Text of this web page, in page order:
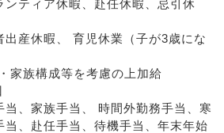
ティア休暇、赴任休暇、忌引休
産休暇、 育児休業（子が3歳にな
家族構成等を考慮の上加給
、家族手当、 時間外勤務手当、寒
、赴任手当、待機手当、年末年始